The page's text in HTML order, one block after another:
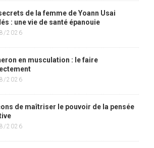
de la femme de Yoann Usai
: une vie de santé épanouie
2026
en musculation : le faire
2026
de maîtriser le pouvoir de la pensée
2026